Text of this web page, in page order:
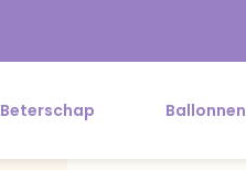
Beterschap Ballonnen